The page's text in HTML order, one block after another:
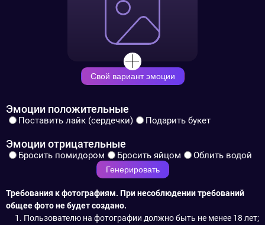
Свой вариант эмоции
Эмоции положительные
Поставить лайк (сердечки) Подарить букет
Эмоции отрицательные
Бросить помидором Бросить яйцом Облить водой
Генерировать
Требования к фотографиям. При несоблюдении требований
общее фото не будет создано.
1. Пользователю на фотографии должно быть не менее 18 лет;